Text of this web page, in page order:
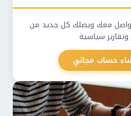
معك ويصلك كل جديد من
وتقارير سياسية
حساب مجاني